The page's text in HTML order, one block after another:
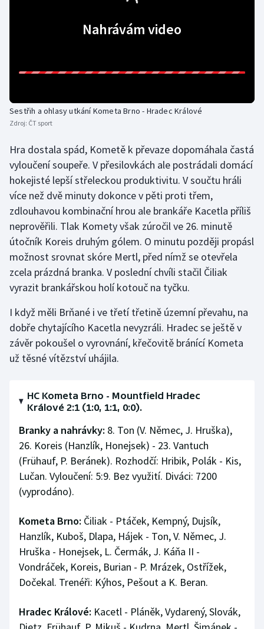
Lyže a snowboard
Olympijské hry
Parasport
Plavání
Ragby
Rychlobruslení
Rychlostní kanoistika
Short track
Sportovní střelba
Triatlon
Veslování
Vodní slalom
Volejbal
Ostatní
Nahrávám video
Sestřih a ohlasy utkání Kometa Brno - Hradec Králové
Zdroj: ČT sport
Hra dostala spád, Kometě k převaze dopomáhala častá
vyloučení soupeře. V přesilovkách ale postrádali domácí
hokejisté lepší střeleckou produktivitu. V součtu hráli
více než dvě minuty dokonce v pěti proti třem,
zdlouhavou kombinační hrou ale brankáře Kacetla příliš
neprověřili. Tlak Komety však zúročil ve 26. minutě
útočník Koreis druhým gólem. O minutu později propásl
možnost srovnat skóre Mertl, před nímž se otevřela
zcela prázdná branka. V poslední chvíli stačil Čiliak
vyrazit brankářskou holí kotouč na tyčku.
I když měli Brňané i ve třetí třetině územní převahu, na
dobře chytajícího Kacetla nevyzráli. Hradec se ještě v
závěr pokoušel o vyrovnání, křečovitě bránící Kometa
už těsné vítězství uhájila.
HC Kometa Brno - Mountfield Hradec
Králové 2:1 (1:0, 1:1, 0:0).
Branky a nahrávky: 8. Ton (V. Němec, J. Hruška),
26. Koreis (Hanzlík, Honejsek) - 23. Vantuch
(Frühauf, P. Beránek). Rozhodčí: Hribik, Polák - Kis,
Lučan. Vyloučení: 5:9. Bez využití. Diváci: 7200
(vyprodáno).
Kometa Brno: Čiliak - Ptáček, Kempný, Dujsík,
Hanzlík, Kuboš, Dlapa, Hájek - Ton, V. Němec, J.
Hruška - Honejsek, L. Čermák, J. Káňa II -
Vondráček, Koreis, Burian - P. Mrázek, Ostřížek,
Dočekal. Trenéři: Kýhos, Pešout a K. Beran.
Hradec Králové: Kacetl - Pláněk, Vydarený, Slovák,